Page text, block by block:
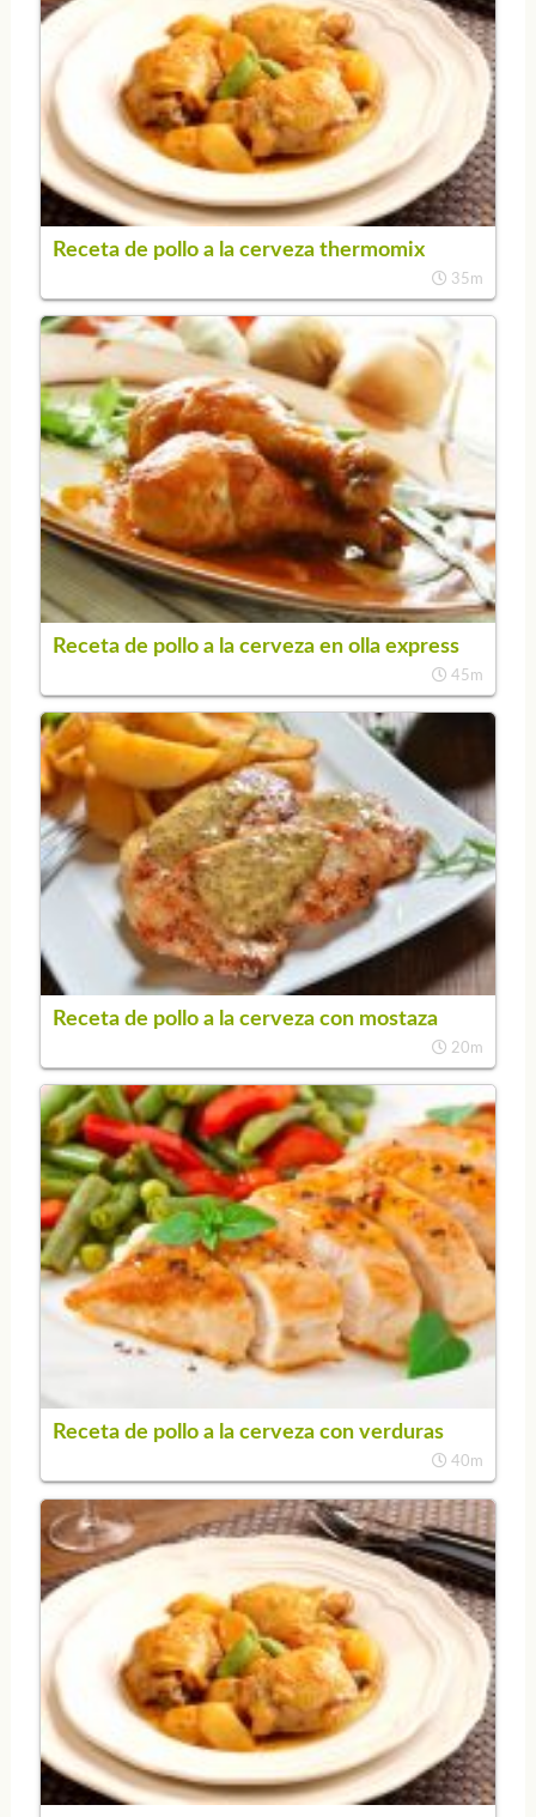
Receta de pollo a la cerveza thermomix
35m
Receta de pollo a la cerveza en olla express
45m
Receta de pollo a la cerveza con mostaza
20m
Receta de pollo a la cerveza con verduras
40m